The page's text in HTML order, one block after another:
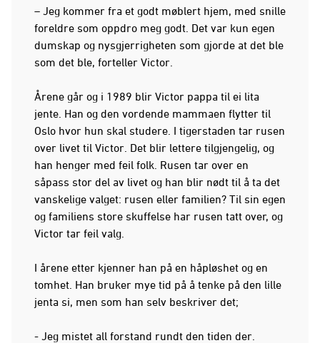
– Jeg kommer fra et godt møblert hjem, med snille
foreldre som oppdro meg godt. Det var kun egen
dumskap og nysgjerrigheten som gjorde at det ble
som det ble, forteller Victor.
Årene går og i 1989 blir Victor pappa til ei lita
jente. Han og den vordende mammaen flytter til
Oslo hvor hun skal studere. I tigerstaden tar rusen
over livet til Victor. Det blir lettere tilgjengelig, og
han henger med feil folk. Rusen tar over en
såpass stor del av livet og han blir nødt til å ta det
vanskelige valget: rusen eller familien? Til sin egen
og familiens store skuffelse har rusen tatt over, og
Victor tar feil valg.
I årene etter kjenner han på en håpløshet og en
tomhet. Han bruker mye tid på å tenke på den lille
jenta si, men som han selv beskriver det;
- Jeg mistet all forstand rundt den tiden der.